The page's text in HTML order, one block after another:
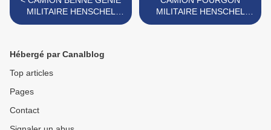
MILITAIRE HENSCHEL
MARQUE SITAP
MILITAIRE HENSCHEL
MARQUE SITAP >
Hébergé par Canalblog
Top articles
Pages
Contact